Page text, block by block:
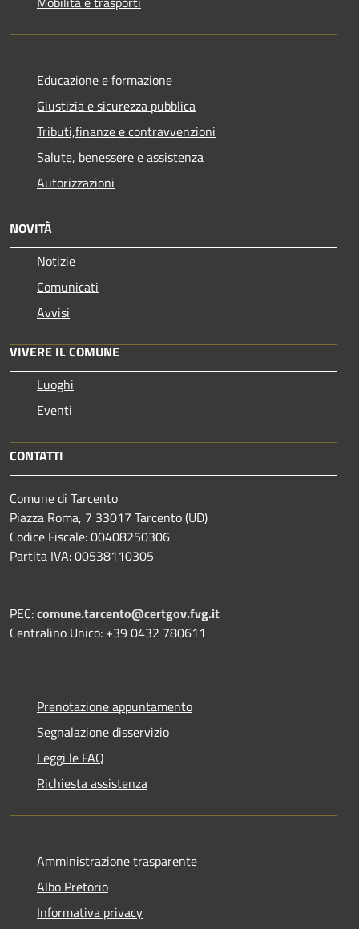
Educazione e formazione
Giustizia e sicurezza pubblica
Tributi,finanze e contravvenzioni
Salute, benessere e assistenza
Autorizzazioni
NOVITÀ
Notizie
Comunicati
Avvisi
VIVERE IL COMUNE
Luoghi
Eventi
CONTATTI
Comune di Tarcento
Piazza Roma, 7 33017 Tarcento (UD)
Codice Fiscale: 00408250306
Partita IVA: 00538110305
PEC:comune.tarcento@certgov.fvg.it
Centralino Unico: +39 0432 780611
Prenotazione appuntamento
Segnalazione disservizio
Leggi le FAQ
Richiesta assistenza
Amministrazione trasparente
Albo Pretorio
Informativa privacy